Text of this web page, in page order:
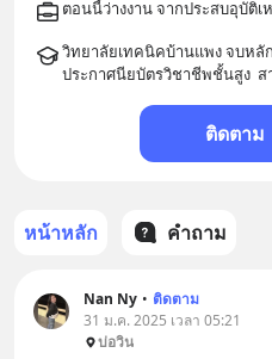
วิทยาลัยเทคนิคบ้านแพง จบหลั
ติดตาม
หน้าหลัก คำถาม
Nan Ny • ติดตาม
31 ม.ค. 2025 เวลา 05:21
บ่อวิน